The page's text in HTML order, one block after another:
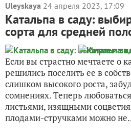
Uleyskaya 24 апреля 2023, 17:09
Катальпа в саду:
сорта для средней
Если вы страстно мечтаете о
решились поселить ее в
слишком высокого роста,
сомнениях. Теперь
листьями, изящными
плодами-стручками можно